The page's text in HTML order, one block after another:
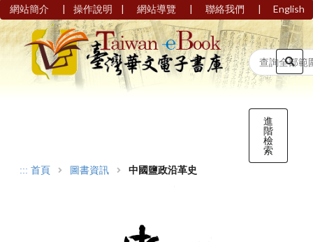
網站簡介 | 操作說明 | 網站導覽 | 聯絡我們 | English
進
階
檢
索
::: 首頁 圖書資訊 中國鹽政沿革史